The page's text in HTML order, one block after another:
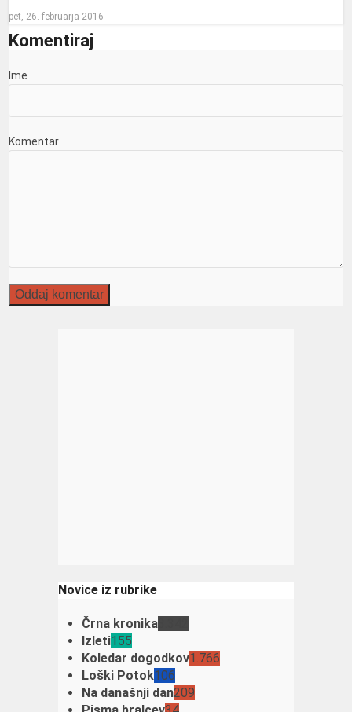
pet, 26. februarja 2016
Komentiraj
Ime
Komentar
Novice iz rubrike
Črna kronika
Izleti155
Koledar dogodkov1.766
Loški Potok106
Na današnji dan209